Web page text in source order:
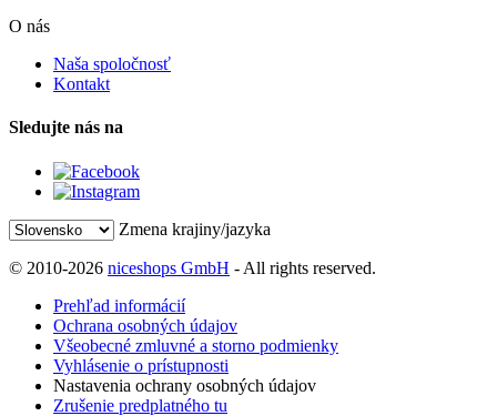
O nás
Naša spoločnosť
Kontakt
Sledujte nás na
Zmena krajiny/jazyka
© 2010-2026 niceshops GmbH - All rights reserved.
Prehľad informácií
Ochrana osobných údajov
Všeobecné zmluvné a storno podmienky
Vyhlásenie o prístupnosti
Nastavenia ochrany osobných údajov
Zrušenie predplatného tu